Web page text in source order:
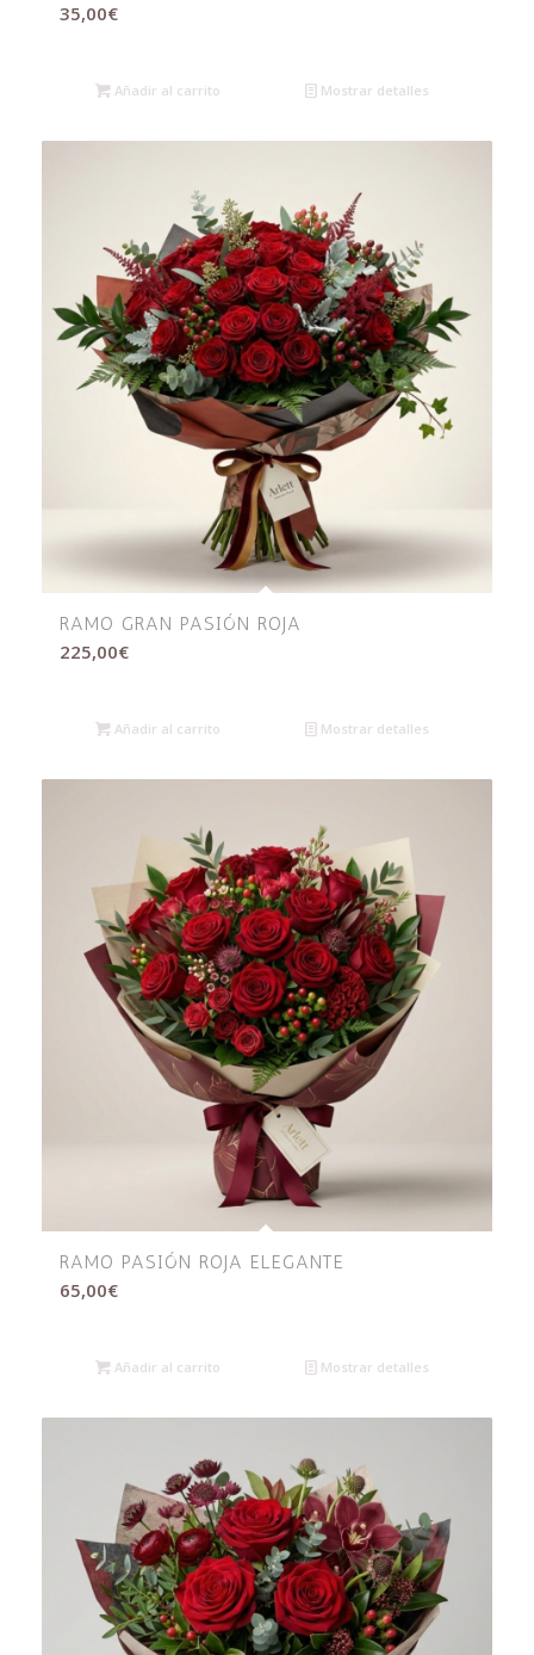
35,00€
Añadir al carrito Mostrar detalles
RAMO GRAN PASIÓN ROJA
225,00€
Añadir al carrito Mostrar detalles
RAMO PASIÓN ROJA ELEGANTE
65,00€
Añadir al carrito Mostrar detalles